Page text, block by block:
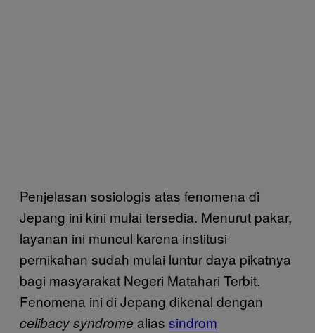
Penjelasan sosiologis atas fenomena di
Jepang ini kini mulai tersedia. Menurut pakar,
layanan ini muncul karena institusi
pernikahan sudah mulai luntur daya pikatnya
bagi masyarakat Negeri Matahari Terbit.
Fenomena ini di Jepang dikenal dengan
celibacy syndrome alias sindrom